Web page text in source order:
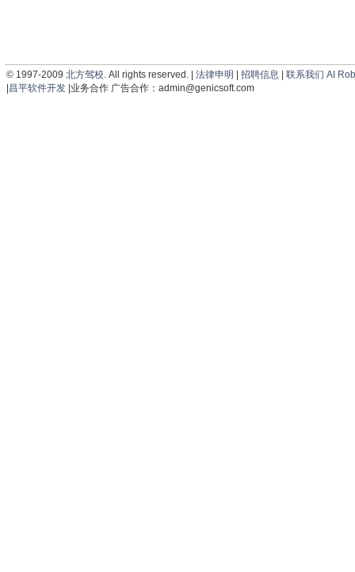
© 1997-2009 北方驾校. All rights reserved. | 法律申明 招聘信息 联系我们 AI
昌平软件开发|业务合作 广告合作： admin@genicsoft.com